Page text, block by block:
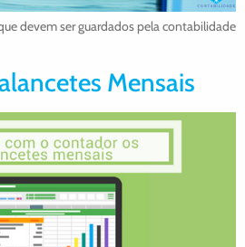
devem ser guardados pela contabilidade
Mensais